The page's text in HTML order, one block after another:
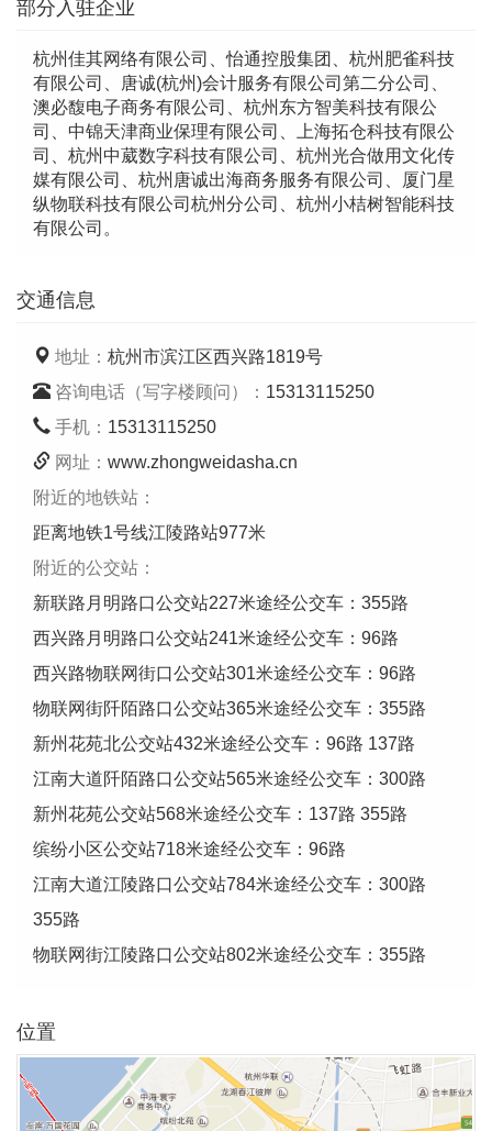
部分入驻企业
杭州佳其网络有限公司、怡通控股集团、杭州肥雀科技
有限公司、唐诚(杭州)会计服务有限公司第二分公司、
澳必馥电子商务有限公司、杭州东方智美科技有限公
司、中锦天津商业保理有限公司、上海拓仓科技有限公
司、杭州中葳数字科技有限公司、杭州光合做用文化传
媒有限公司、杭州唐诚出海商务服务有限公司、厦门星
纵物联科技有限公司杭州分公司、杭州小桔树智能科技
有限公司。
交通信息
地址： 杭州市滨江区西兴路1819号
咨询电话（写字楼顾问）： 15313115250
手机： 15313115250
网址： www.zhongweidasha.cn
附近的地铁站：
距离地铁1号线江陵路站977米
附近的公交站：
新联路月明路口公交站227米途经公交车：355路
西兴路月明路口公交站241米途经公交车：96路
西兴路物联网街口公交站301米途经公交车：96路
物联网街阡陌路口公交站365米途经公交车：355路
新州花苑北公交站432米途经公交车：96路 137路
江南大道阡陌路口公交站565米途经公交车：300路
新州花苑公交站568米途经公交车：137路 355路
缤纷小区公交站718米途经公交车：96路
江南大道江陵路口公交站784米途经公交车：300路
355路
物联网街江陵路口公交站802米途经公交车：355路
位置